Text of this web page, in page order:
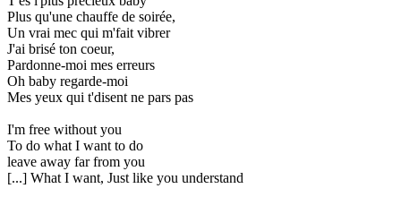
Plus qu'une chauffe de soirée,
Un vrai mec qui m'fait vibrer
J'ai brisé ton coeur,
Pardonne-moi mes erreurs
Oh baby regarde-moi
Mes yeux qui t'disent ne pars pas
I'm free without you
To do what I want to do
leave away far from you
[...] What I want, Just like you understand